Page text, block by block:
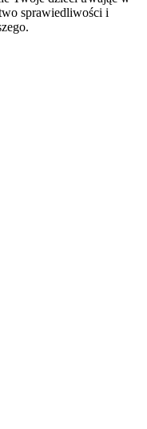
sprawiedliwości i